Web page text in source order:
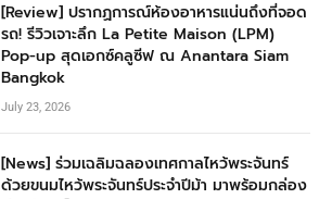
[Review] ปรากฏการณ์ห้องอาหารแน่นถึงที่จอด
รถ! รีวิวเจาะลึก La Petite Maison (LPM)
Pop-up สุดเอกซ์คลูซีฟ ณ Anantara Siam
Bangkok
July 23, 2026
[News] ร่วมเฉลิมฉลองเทศกาลไหว้พระจันทร์
ด้วยขนมไหว้พระจันทร์ประจำปีม้า มาพร้อมกล่อง